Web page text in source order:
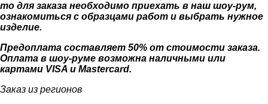
то для заказа необходимо приехать в наш шоу-рум,
ознакомиться с образцами работ и выбрать нужное
изделие.
Предоплата составляет 50% от стоимости заказа.
Оплата в шоу-руме возможна наличными или
картами VISA и Mastercard.
Заказ из регионов